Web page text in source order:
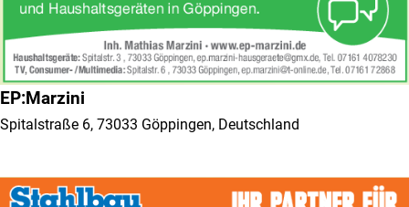
EP:Marzini
Spitalstraße 6, 73033 Göppingen, Deutschland